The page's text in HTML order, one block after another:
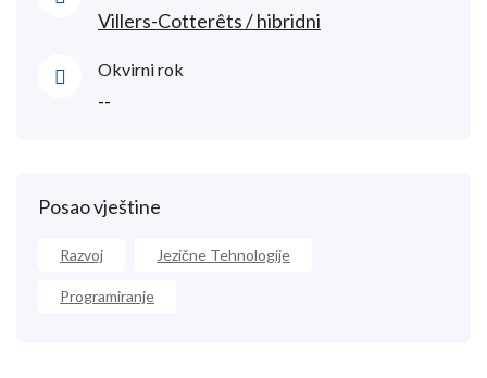
Villers-Cotterêts / hibridni
Okvirni rok
--
Posao vještine
Razvoj Jezične Tehnologije
Programiranje